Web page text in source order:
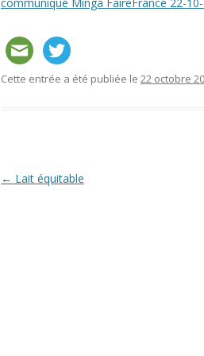
Cette entrée a été publiée le 22 octobre
Navigation
← Lait équitable